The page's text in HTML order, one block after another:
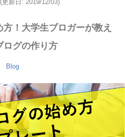
(更新日: 2019/12/03)
！大学生ブロガーが教え
ログの作り方
Blog